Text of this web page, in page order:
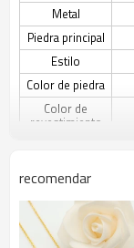
Metal
Piedra principal
Estilo
Color de piedra
Color de
revestimiento
Descripción
Festivo
recomendar